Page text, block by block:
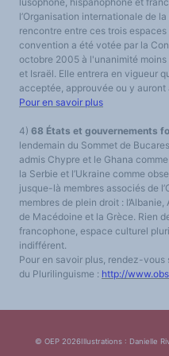
l’Organisation internationale de
rencontre entre ces trois
convention a été votée par la
octobre 2005 à l'unanimité
et Israël. Elle entrera en vigueur
acceptée, approuvée ou y
Pour en savoir plus
4) 68 États et gouvernements
lendemain du Sommet de
admis Chypre et le Ghana
la Serbie et l’Ukraine comme
jusque-là membres associés de
membres de plein droit :
de Macédoine et la Grèce. Rien
francophone, espace culturel
indifférent.
Pour en savoir plus, rendez-
du Plurilinguisme : http://
© OEP 2026Illustrations : Danielle